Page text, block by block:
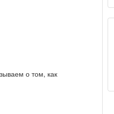
о том, как